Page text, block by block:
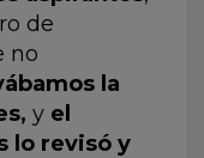
de
no
la
y el
lo revisó y